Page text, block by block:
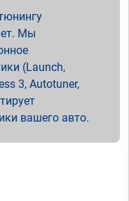
Мы
(Launch,
3, Autotuner,
вашего авто.